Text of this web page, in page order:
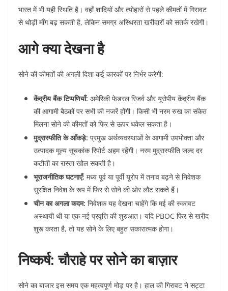
भारत में भी यही स्थिति है। वहाँ शादियों और त्योहारों से पहले कीमतों में गिरावट
से थोड़ी माँग बढ़ सकती है, लेकिन समग्र अस्थिरता खरीदारों को सतर्क रखेगी।
आगे क्या देखना है
सोने की कीमतों की अगली दिशा कई कारकों पर निर्भर करेगी:
केंद्रीय बैंक टिप्पणियाँ: अमेरिकी फेडरल रिजर्व और यूरोपीय केंद्रीय बैंक
की आगामी बैठकों पर सभी की नजरें होंगी। किसी भी नरम रुख का संकेत
मिलना सोने की कीमतों को फिर से ऊपर धकेल सकता है।
मुद्रास्फीति के आँकड़े: प्रमुख अर्थव्यवस्थाओं के आगामी उपभोक्ता और
उत्पादक मूल्य सूचकांक रिपोर्ट अहम रहेंगी। नरम मुद्रास्फीति जल्द दर
कटौती का रास्ता खोल सकती है।
भूराजनीतिक घटनाएँ: मध्य पूर्व या पूर्वी यूरोप में तनाव बढ़ने से निवेशक
सुरक्षित निवेश के रूप में फिर से सोने की ओर लौट सकते हैं।
चीन का अगला कदम: निवेशक यह देखना चाहेंगे कि मई की रुकावट
अस्थायी थी या एक नई प्रवृत्ति की शुरुआत। यदि PBOC फिर से खरीद
शुरू करता है, तो यह सोने के लिए बहुत सकारात्मक होगा।
निष्कर्ष: चौराहे पर सोने का बाज़ार
सोने का बाजार इस समय एक महत्वपूर्ण मोड़ पर है। हाल की गिरावट ने सट्टा